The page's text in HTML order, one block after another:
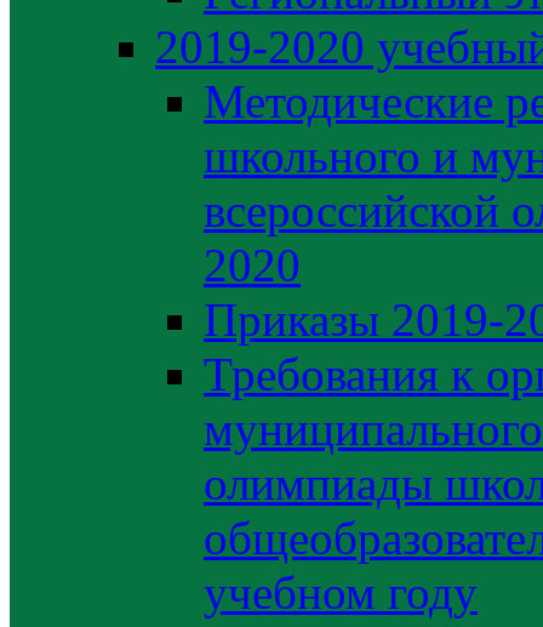
2019-2020
Методические
школьного и
всероссийской
2020
Приказы 2019-
Требования к
олимпиады
учебном году